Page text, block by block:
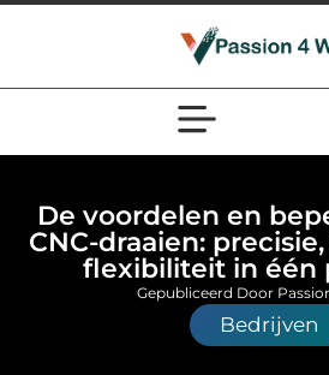
De voordelen en
CNC-draaien:
flexibiliteit in één
Bedrijven
Gepubliceerd Door